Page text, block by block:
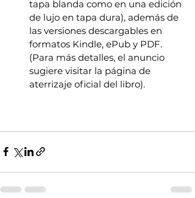
tapa blanda como en una edición
de lujo en tapa dura), además de
las versiones descargables en
formatos Kindle, ePub y PDF.
(Para más detalles, el anuncio
sugiere visitar la página de
aterrizaje oficial del libro).